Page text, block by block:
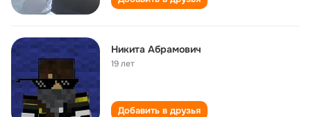
Никита Абрамович
19 лет
Добавить в друзья